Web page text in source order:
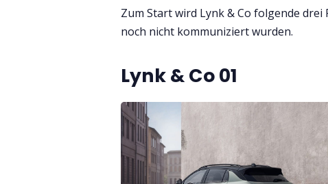
Zum Start wird Lynk & Co folgende
noch nicht kommuniziert wurden.
Lynk & Co 01